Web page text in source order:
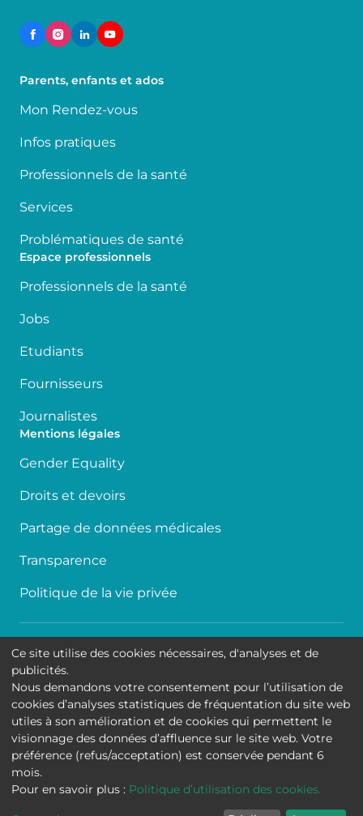
Parents, enfants et ados
Mon Rendez-vous
Infos pratiques
Professionnels de la santé
Services
Problématiques de santé
Espace professionnels
Professionnels de la santé
Jobs
Etudiants
Fournisseurs
Journalistes
Mentions légales
Gender Equality
Droits et devoirs
Partage de données médicales
Transparence
Politique de la vie privée
Accessibilité
Contact
Cookies
Mentions légales
Hôpital Universitaire de Bruxelles
Ce site utilise des cookies nécessaires, d'analyses et de
publicités.
Nous demandons votre consentement pour l’utilisation de
cookies d’analyses statistiques de fréquentation du site web
utiles à son amélioration et de cookies qui permettent le
visionnage des données d’affluence sur le site web. Votre
préférence (refus/acceptation) est conservée pendant 6
mois.
Pour en savoir plus : Politique d’utilisation des cookies.